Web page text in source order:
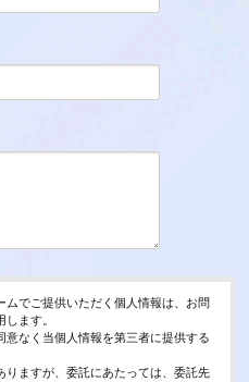
でご提供いただく個人情報は、お問
ます。
なく当個人情報を第三者に提供する
ますが、委託にあたっては、委託先